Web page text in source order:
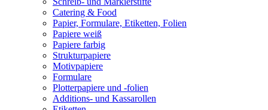
Catering & Food
Papier, Formulare, Etiketten, Folien
Papiere weiß
Papiere farbig
Strukturpapiere
Motivpapiere
Formulare
Plotterpapiere und -folien
Additions- und Kassarollen